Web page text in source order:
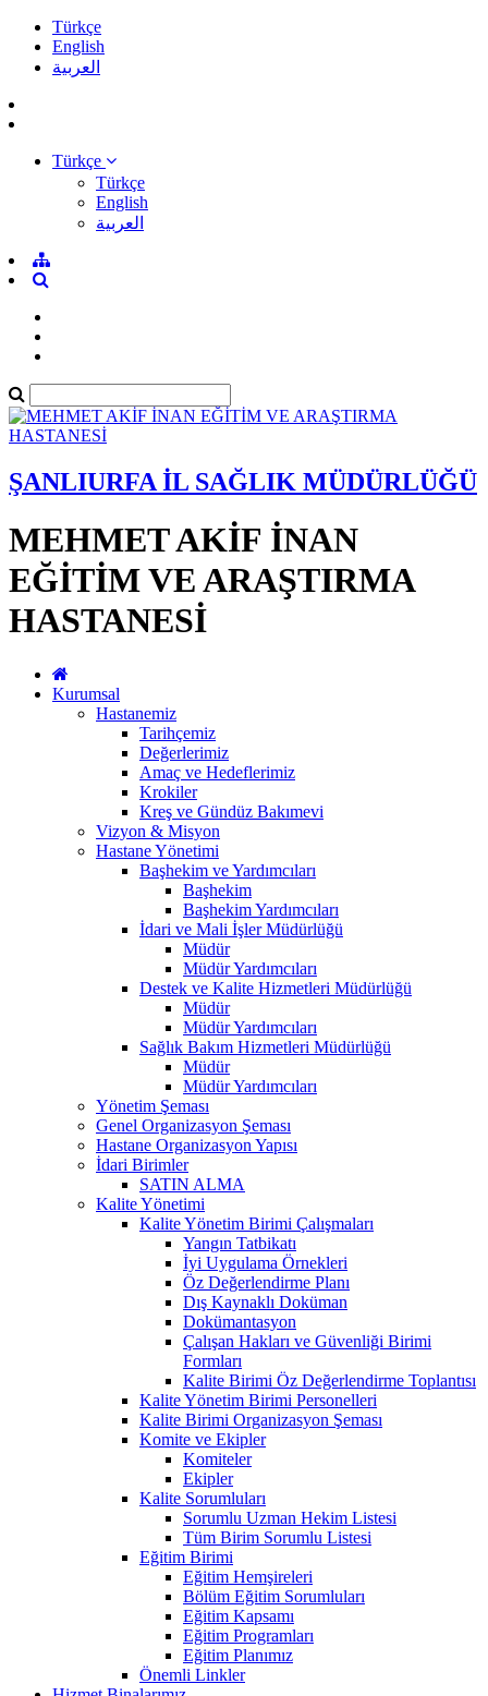
Türkçe
English
العربية
Türkçe
Türkçe
English
العربية
ŞANLIURFA İL SAĞLIK MÜDÜRLÜĞÜ
MEHMET AKİF İNAN
EĞİTİM VE ARAŞTIRMA
HASTANESİ
Kurumsal
Hastanemiz
Tarihçemiz
Değerlerimiz
Amaç ve Hedeflerimiz
Krokiler
Kreş ve Gündüz Bakımevi
Vizyon & Misyon
Hastane Yönetimi
Başhekim ve Yardımcıları
Başhekim
Başhekim Yardımcıları
İdari ve Mali İşler Müdürlüğü
Müdür
Müdür Yardımcıları
Destek ve Kalite Hizmetleri Müdürlüğü
Müdür
Müdür Yardımcıları
Sağlık Bakım Hizmetleri Müdürlüğü
Müdür
Müdür Yardımcıları
Yönetim Şeması
Genel Organizasyon Şeması
Hastane Organizasyon Yapısı
İdari Birimler
SATIN ALMA
Kalite Yönetimi
Kalite Yönetim Birimi Çalışmaları
Yangın Tatbikatı
İyi Uygulama Örnekleri
Öz Değerlendirme Planı
Dış Kaynaklı Doküman
Dokümantasyon
Çalışan Hakları ve Güvenliği Birimi
Formları
Kalite Birimi Öz Değerlendirme Toplantısı
Kalite Yönetim Birimi Personelleri
Kalite Birimi Organizasyon Şeması
Komite ve Ekipler
Komiteler
Ekipler
Kalite Sorumluları
Sorumlu Uzman Hekim Listesi
Tüm Birim Sorumlu Listesi
Eğitim Birimi
Eğitim Hemşireleri
Bölüm Eğitim Sorumluları
Eğitim Kapsamı
Eğitim Programları
Eğitim Planımız
Önemli Linkler